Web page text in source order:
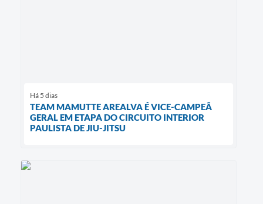
Há 5 dias
TEAM MAMUTTE AREALVA É VICE-CAMPEÃ
GERAL EM ETAPA DO CIRCUITO INTERIOR
PAULISTA DE JIU-JITSU